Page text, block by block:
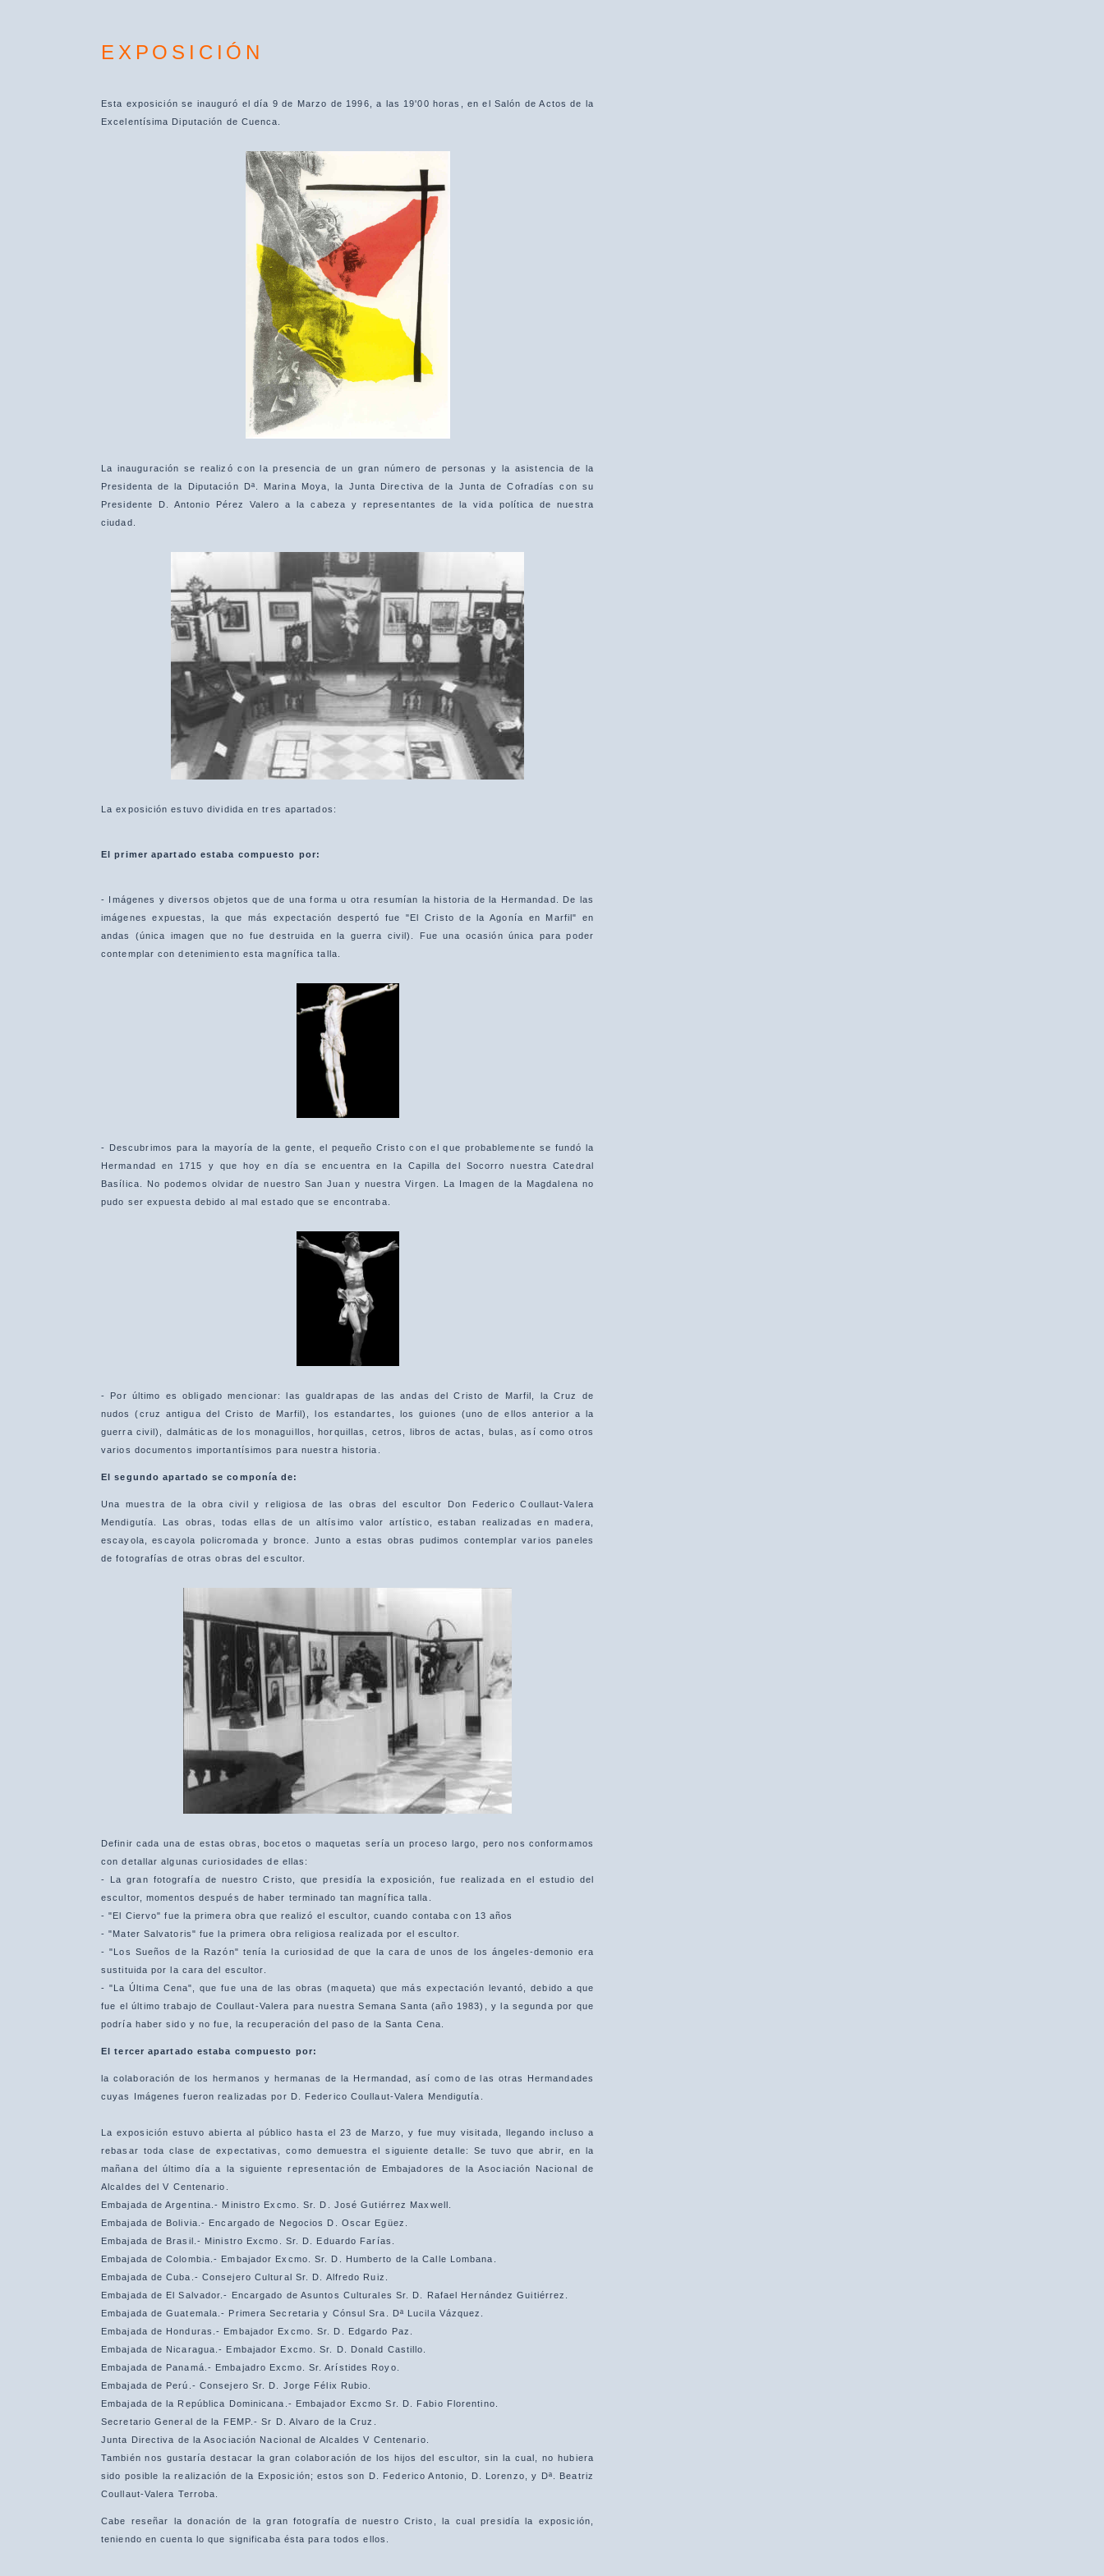
EXPOSICIÓN
Esta exposición se inauguró el día 9 de Marzo de 1996, a las 19'00 horas, en el Salón de Actos de la
Excelentísima Diputación de Cuenca.
La inauguración se realizó con la presencia de un gran número de personas y la asistencia de la
Presidenta de la Diputación Dª. Marina Moya, la Junta Directiva de la Junta de Cofradías con su
Presidente D. Antonio Pérez Valero a la cabeza y representantes de la vida política de nuestra
ciudad.
La exposición estuvo dividida en tres apartados:
El primer apartado estaba compuesto por:
- Imágenes y diversos objetos que de una forma u otra resumían la historia de la Hermandad. De las
imágenes expuestas, la que más expectación despertó fue "El Cristo de la Agonía en Marfil" en
andas (única imagen que no fue destruida en la guerra civil). Fue una ocasión única para poder
contemplar con detenimiento esta magnífica talla.
- Descubrimos para la mayoría de la gente, el pequeño Cristo con el que probablemente se fundó la
Hermandad en 1715 y que hoy en día se encuentra en la Capilla del Socorro nuestra Catedral
Basílica. No podemos olvidar de nuestro San Juan y nuestra Virgen. La Imagen de la Magdalena no
pudo ser expuesta debido al mal estado que se encontraba.
- Por último es obligado mencionar: las gualdrapas de las andas del Cristo de Marfil, la Cruz de
nudos (cruz antigua del Cristo de Marfil), los estandartes, los guiones (uno de ellos anterior a la
guerra civil), dalmáticas de los monaguillos, horquillas, cetros, libros de actas, bulas, así como otros
varios documentos importantísimos para nuestra historia.
El segundo apartado se componíade:
Una muestra de la obra civil y religiosa de las obras del escultor Don Federico Coullaut-Valera
Mendigutía. Las obras, todas ellas de un altísimo valor artístico, estaban realizadas en madera,
escayola, escayola policromada y bronce. Junto a estas obras pudimos contemplar varios paneles
de fotografías de otras obras del escultor.
Definir cada una de estas obras, bocetos o maquetas sería un proceso largo, pero nos conformamos
con detallar algunas curiosidades de ellas:
- La gran fotografía de nuestro Cristo, que presidía la exposición, fue realizada en el estudio del
escultor, momentos después de haber terminado tan magnífica talla.
- "El Ciervo" fue la primera obra que realizó el escultor, cuando contaba con 13 años
- "Mater Salvatoris" fue la primera obra religiosa realizada por el escultor.
- "Los Sueños de la Razón" tenía la curiosidad de que la cara de unos de los ángeles-demonio era
sustituida por la cara del escultor.
- "La Última Cena", que fue una de las obras (maqueta) que más expectación levantó, debido a que
fue el último trabajo de Coullaut-Valera para nuestra Semana Santa (año 1983), y la segunda por que
podría haber sido y no fue, la recuperación del paso de la Santa Cena.
El tercer apartado estaba compuesto por:
la colaboración de los hermanos y hermanas de la Hermandad, así como de las otras Hermandades
cuyas Imágenes fueron realizadas por D. Federico Coullaut-Valera Mendigutía.
La exposición estuvo abierta al público hasta el 23 de Marzo, y fue muy visitada, llegando incluso a
rebasar toda clase de expectativas, como demuestra el siguiente detalle: Se tuvo que abrir, en la
mañana del último día a la siguiente representación de Embajadores de la Asociación Nacional de
Alcaldes del V Centenario.
Embajada de Argentina.- Ministro Excmo. Sr. D. José Gutiérrez Maxwell.
Embajada de Bolivia.- Encargado de Negocios D. Oscar Egüez.
Embajada de Brasil.- Ministro Excmo. Sr. D. Eduardo Farías.
Embajada de Colombia.- Embajador Excmo. Sr. D. Humberto de la Calle Lombana.
Embajada de Cuba.- Consejero Cultural Sr. D. Alfredo Ruiz.
Embajada de El Salvador.- Encargado de Asuntos Culturales Sr. D. Rafael Hernández Guitiérrez.
Embajada de Guatemala.- Primera Secretaria y Cónsul Sra. Dª Lucila Vázquez.
Embajada de Honduras.- Embajador Excmo. Sr. D. Edgardo Paz.
Embajada de Nicaragua.- Embajador Excmo. Sr. D. Donald Castillo.
Embajada de Panamá.- Embajadro Excmo. Sr. Arístides Royo.
Embajada de Perú.- Consejero Sr. D. Jorge Félix Rubio.
Embajada de la República Dominicana.- Embajador Excmo Sr. D. Fabio Florentino.
Secretario General de la FEMP.- Sr D. Alvaro de la Cruz.
Junta Directiva de la Asociación Nacional de Alcaldes V Centenario.
También nos gustaría destacar la gran colaboración de los hijos del escultor, sin la cual, no hubiera
sido posible la realización de la Exposición; estos son D. Federico Antonio, D. Lorenzo, y Dª. Beatriz
Coullaut-Valera Terroba.
Cabe reseñar la donación de la gran fotografía de nuestro Cristo, la cual presidía la exposición,
teniendo en cuenta lo que significaba ésta para todos ellos.